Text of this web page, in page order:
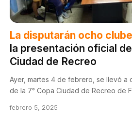
La disputarán ocho
la presentación oficial de
Ciudad de Recreo
Ayer, martes 4 de febrero, se llevó a
de la 7° Copa Ciudad de Recreo de
febrero 5, 2025